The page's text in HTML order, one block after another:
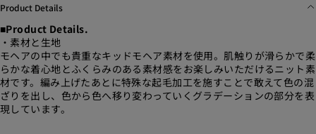
Product Details
■Product Details.
・素材と生地
モヘアの中でも貴重なキッドモヘア素材を使用。肌触りが滑らかで柔
らかな着⼼地とふくらみのある素材感をお楽しみいただけるニット素
材です。編み上げたあとに特殊な起⽑加⼯を施すことで敢えて⾊の混
ざりを出し、⾊から⾊へ移り変わっていくグラデーションの部分を表
現しています。